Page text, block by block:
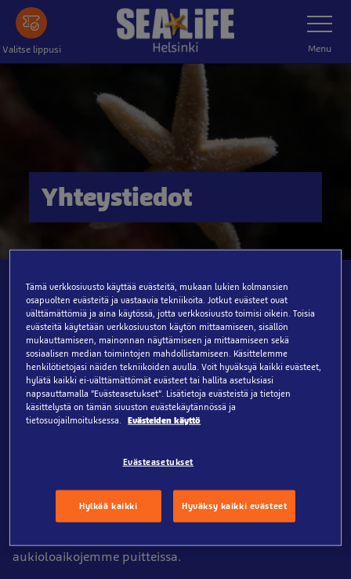
Tästä
pääsisältöön
Valitse lippusi
Toggle
Navigation
Menu
Yhteystiedot
Ota meihin yhteyttä
SEA LIFE Helsinki
Tivolitie 10 B
00510 Helsinki
SUOMI
info@sealife.fi
aukioloaikojemme puitteissa.
Tämä verkkosivusto käyttää evästeitä, mukaan lukien kolmansien
osapuolten evästeitä ja vastaavia tekniikoita. Jotkut evästeet ovat
välttämättömiä ja aina käytössä, jotta verkkosivusto toimisi oikein. Toisia
evästeitä käytetään verkkosivuston käytön mittaamiseen, sisällön
mukauttamiseen, mainonnan näyttämiseen ja mittaamiseen sekä
sosiaalisen median toimintojen mahdollistamiseen. Käsittelemme
henkilötietojasi näiden tekniikoiden avulla. Voit hyväksyä kaikki evästeet,
hylätä kaikki ei-välttämättömät evästeet tai hallita asetuksiasi
napsauttamalla ”Evästeasetukset”. Lisätietoja evästeistä ja tietojen
käsittelystä on tämän sivuston evästekäytännössä ja
tietosuojailmoituksessa. Evästeiden käyttö
Evästeasetukset
Hylkää kaikki Hyväksy kaikki evästeet